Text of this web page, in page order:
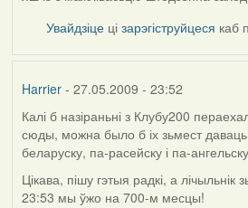
Увайдзіце цізарэгіструйцеся каб
Harrier- 27.05.2009 - 23:52
In
reply
to
by
Oh-
Калі б назіраньні з Клубу200
сюды, можна было б іх зьмест
беларуску, па-расейску і па-
Цікава, пішу гэтыя радкі, а
23:53 мы ўжо на 700-м месцы!